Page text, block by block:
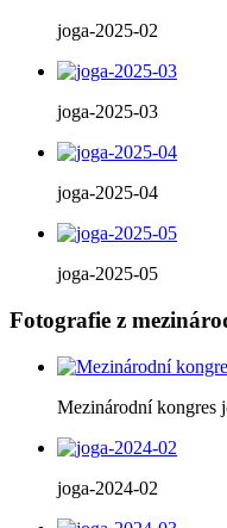
joga-2025-02
joga-2025-03
joga-2025-04
joga-2025-05
Fotografie z
Mezinárodní kongres
joga-2024-02